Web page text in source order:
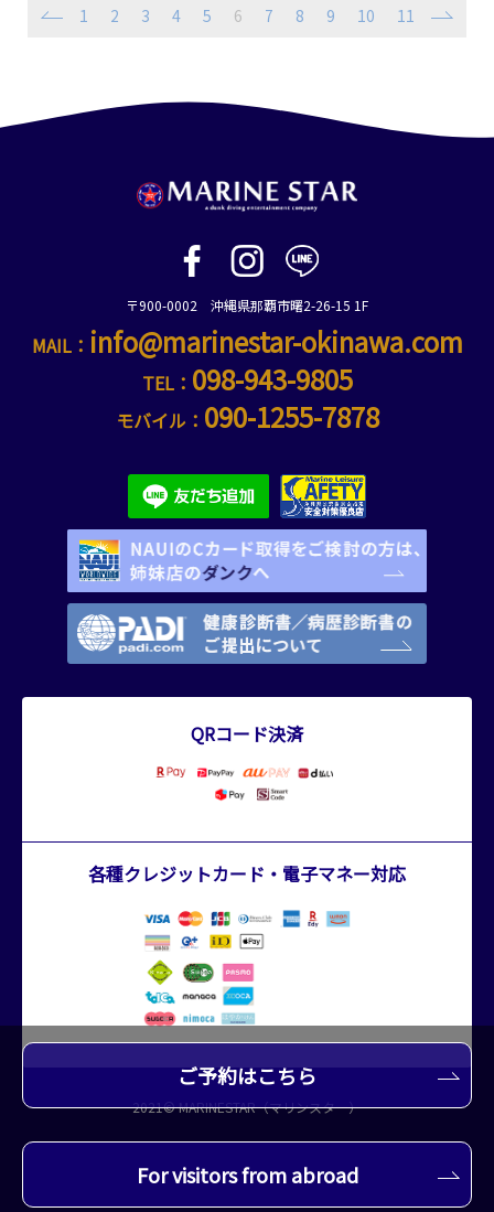
1 2 3 4 5 6 7 8 9 10 11
〒900-0002 沖縄県那覇市曙2-26-15 1F
MAIL： info@marinestar-okinawa.com
TEL： 098-943-9805
モバイル： 090-1255-7878
QRコード決済
各種クレジットカード・電子マネー対応
2021© MARINESTAR（マリンスター）
ご予約はこちら
For visitors from abroad